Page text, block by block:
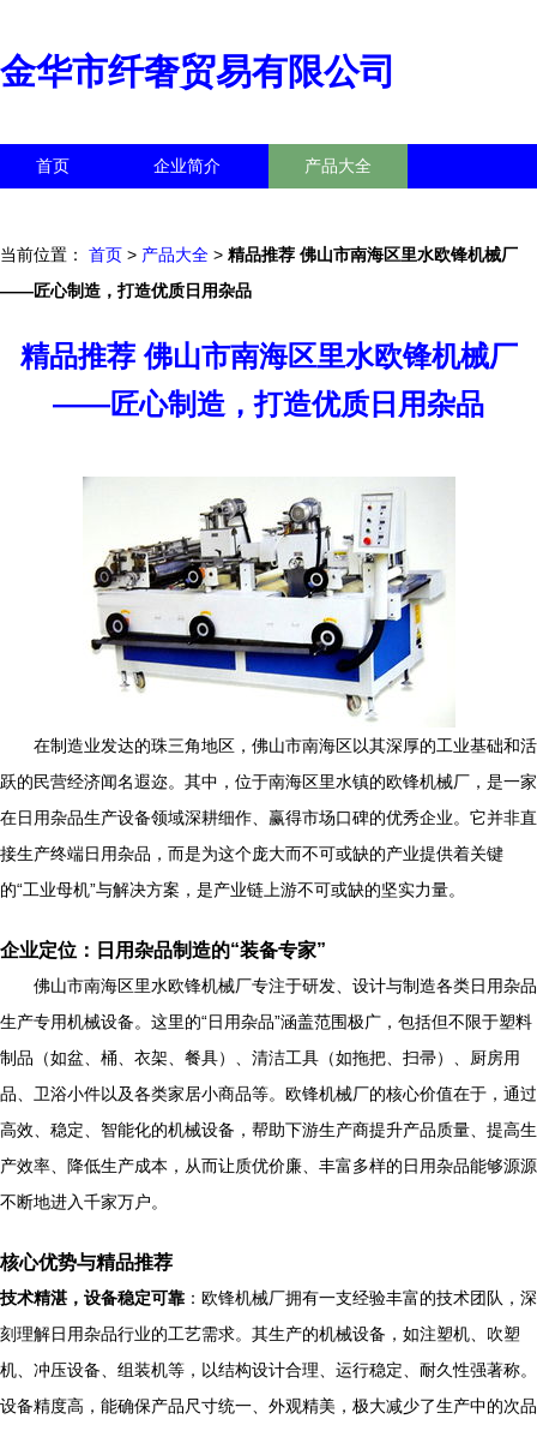
金华市纤奢贸易有限公司
首页 企业简介 产品大全
当前位置： 首页 > 产品大全 > 精品推荐 佛山市南海区里水欧锋机械厂
——匠心制造，打造优质日用杂品
精品推荐 佛山市南海区里水欧锋机械厂
——匠心制造，打造优质日用杂品
在制造业发达的珠三角地区，佛山市南海区以其深厚的工业基础和活
跃的民营经济闻名遐迩。其中，位于南海区里水镇的欧锋机械厂，是一家
在日用杂品生产设备领域深耕细作、赢得市场口碑的优秀企业。它并非直
接生产终端日用杂品，而是为这个庞大而不可或缺的产业提供着关键
的“工业母机”与解决方案，是产业链上游不可或缺的坚实力量。
企业定位：日用杂品制造的“装备专家”
佛山市南海区里水欧锋机械厂专注于研发、设计与制造各类日用杂品
生产专用机械设备。这里的“日用杂品”涵盖范围极广，包括但不限于塑料
制品（如盆、桶、衣架、餐具）、清洁工具（如拖把、扫帚）、厨房用
品、卫浴小件以及各类家居小商品等。欧锋机械厂的核心价值在于，通过
高效、稳定、智能化的机械设备，帮助下游生产商提升产品质量、提高生
产效率、降低生产成本，从而让质优价廉、丰富多样的日用杂品能够源源
不断地进入千家万户。
核心优势与精品推荐
技术精湛，设备稳定可靠 ：欧锋机械厂拥有一支经验丰富的技术团队，深
刻理解日用杂品行业的工艺需求。其生产的机械设备，如注塑机、吹塑
机、冲压设备、组装机等，以结构设计合理、运行稳定、耐久性强著称。
设备精度高，能确保产品尺寸统一、外观精美，极大减少了生产中的次品